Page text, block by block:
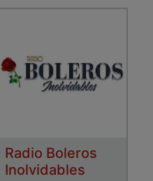
Radio Boleros
Inolvidables